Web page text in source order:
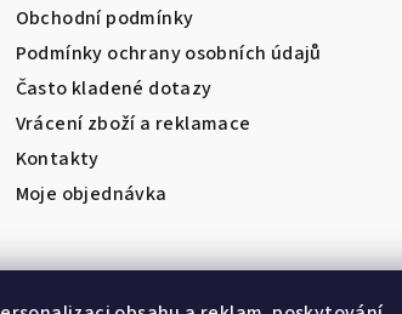
Obchodní podmínky
Podmínky ochrany osobních údajů
Často kladené dotazy
Vrácení zboží a reklamace
Kontakty
Moje objednávka